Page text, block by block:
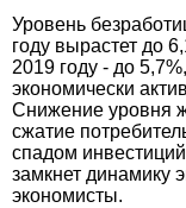
Уровень
году вырастет до
2019 году - до
экономически
Снижение уровня
сжатие
спадом
замкнет динамику
экономисты.